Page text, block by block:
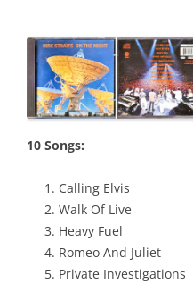
10 Songs:
Calling Elvis
Walk Of Live
Heavy Fuel
Romeo And Juliet
Private Investigations